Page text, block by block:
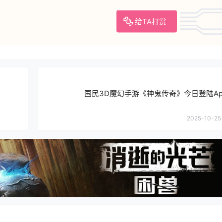
给TA打赏
国民3D魔幻手游《神鬼传奇》今日登陆
2025-10-25